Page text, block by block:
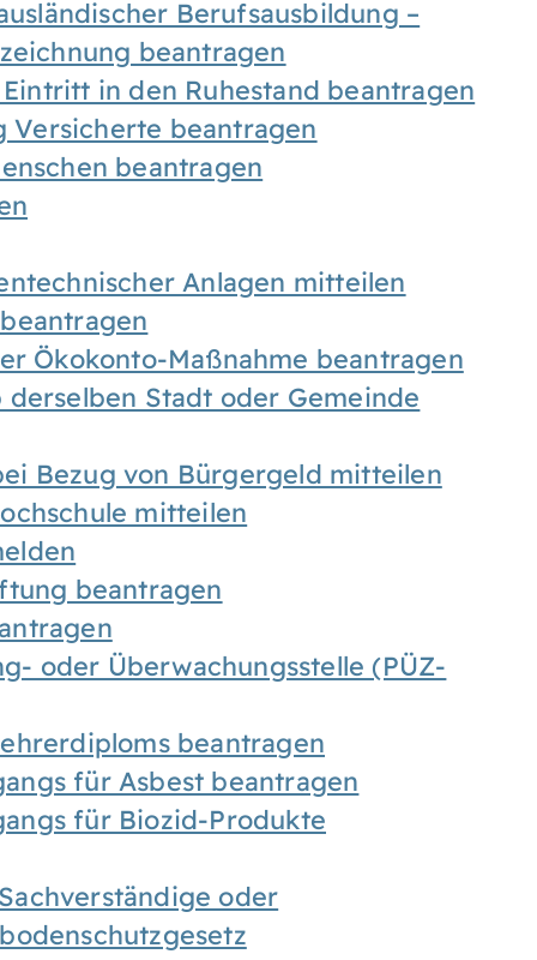
Berufsausbildung –
beantragen
in den Ruhestand beantragen
Versicherte beantragen
beantragen
Anlagen mitteilen
Ökokonto-Maßnahme beantragen
Stadt oder Gemeinde
Bezug von Bürgergeld mitteilen
mitteilen
beantragen
oder Überwachungsstelle (PÜZ-
beantragen
für Asbest beantragen
für Biozid-Produkte
oder